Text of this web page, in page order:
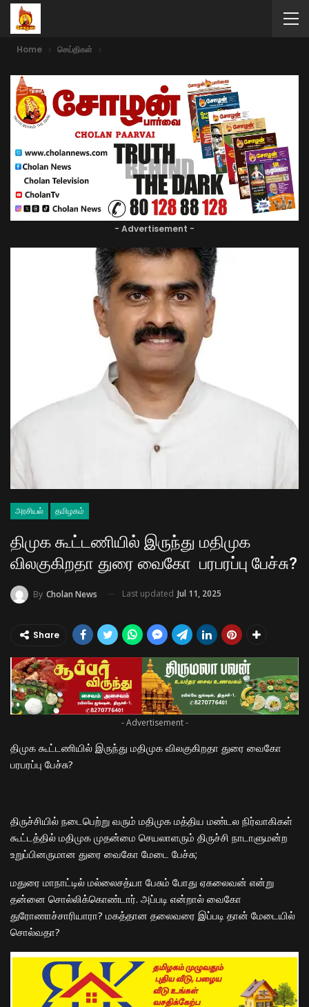
Home செய்திகள்
- Advertisement -
அரசியல் தமிழகம்
திமுக கூட்டணியில் இருந்து மதிமுக
விலகுகிறதா துரை வைகோ பரபரப்பு பேச்சு?
By Cholan News Last updated Jul 11, 2025
Share
- Advertisement -
திமுக கூட்டணியில் இருந்து மதிமுக விலகுகிறதா துரை வைகோ
பரபரப்பு பேச்சு?
திருச்சியில் நடைபெற்று வரும் மதிமுக மத்திய மண்டல நிர்வாகிகள்
கூட்டத்தில் மதிமுக முதன்மை செயலாளரும் திருச்சி நாடாளுமன்ற
உறுப்பினருமான துரை வைகோ மேடை பேச்சு;
மதுரை மாநாட்டில் மல்லைசத்யா பேசும் போது ஏகலைவன் என்று
தன்னை சொல்லிக்கொண்டார். அப்படி என்றால் வைகோ
துரோணாச்சாரியாரா? மகத்தான தலைவரை இப்படி தான் மேடையில்
சொல்வதா?